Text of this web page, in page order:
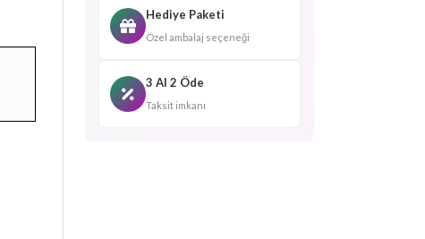
Hediye Paketi
Özel ambalaj seçeneği
3 Al 2 Öde
Taksit imkanı